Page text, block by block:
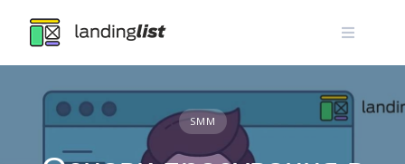
content
SMM